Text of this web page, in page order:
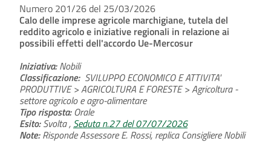
Numero 201/26 del 25/03/2026
Calo delle imprese agricole marchigiane, tutela del
reddito agricolo e iniziative regionali in relazione ai
possibili effetti dell'accordo Ue-Mercosur
Iniziativa:Nobili
Classificazione: SVILUPPO ECONOMICO E ATTIVITA'
PRODUTTIVE > AGRICOLTURA E FORESTE > Agricoltura -
settore agricolo e agro-alimentare
Tipo risposta:Orale
Esito:Svolta , Seduta n.27 del 07/07/2026
Note:Risponde Assessore E. Rossi, replica Consigliere Nobili